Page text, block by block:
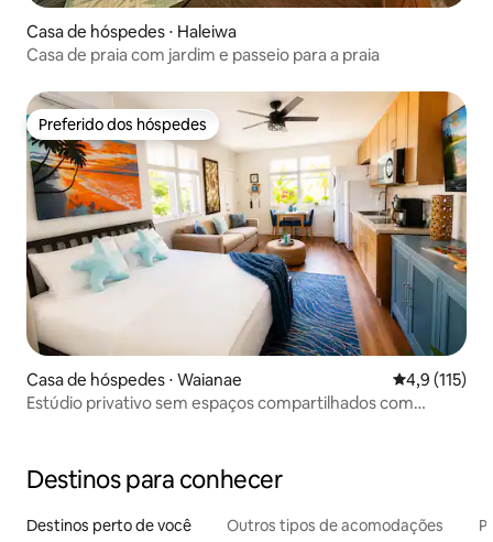
Casa de hóspedes ⋅ Haleiwa
Casa de praia com jardim e passeio para a praia
Preferido dos hóspedes
Preferido dos hóspedes
Casa de hóspedes ⋅ Waianae 4,9 de uma
4,9 (115)
Estúdio privativo sem espaços compartilhados com
Destinos para conhecer
Destinos perto de você Outros tipos de acomodações